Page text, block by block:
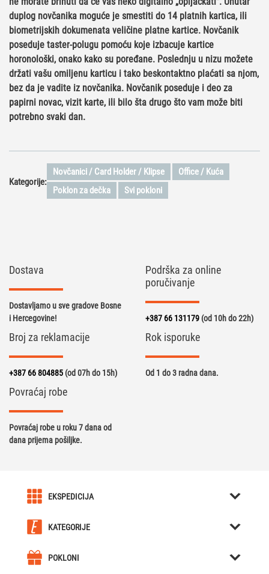
duplog novčanika moguće je smestiti do 14 platnih kartica, ili
biometrijskih dokumenata veličine platne kartice. Novčanik
poseduje taster-polugu pomoću koje izbacuje kartice
horonološki, onako kako su poređane. Poslednju u nizu možete
držati vašu omiljenu karticu i tako beskontaktno plaćati sa njom,
bez da je vadite iz novčanika. Novčanik poseduje i deo za
papirni novac, vizit karte, ili bilo šta drugo što vam može biti
potrebno svaki dan.
Kategorije:
Novčanici / Card Holder / Klipse
Office / Kuća
Poklon za dečka
Svi pokloni
Dostava
Dostavljamo u sve gradove Bosne
i Hercegovine!
Podrška za online
poručivanje
+387 66 131179 (od 10h do 22h)
Broj za reklamacije
+387 66 804885 (od 07h do 15h)
Rok isporuke
Od 1 do 3 radna dana.
Povraćaj robe
Povraćaj robe u roku 7 dana od
dana prijema pošiljke.
EKSPEDICIJA
Karijera u Ekspediciji
Uslovi kupovine
KATEGORIJE
Kutije za Satove / Nakit
POKLONI